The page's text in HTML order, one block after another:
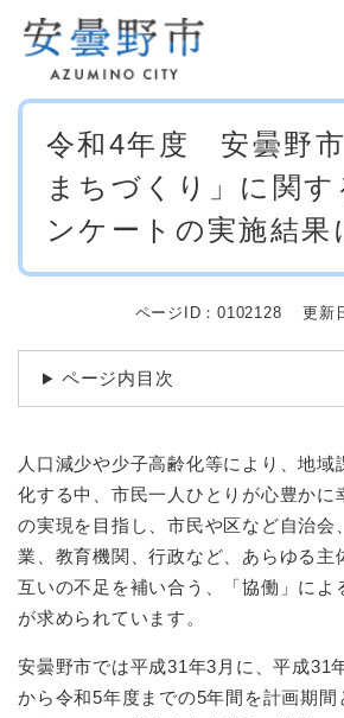
メニューを飛ばして本文
本
令和4年度 安曇野
まちづくり」に関す
ンケートの実施結果
ページID：0102128 更新
ページ内目次
人口減少や少子高齢化等により、地域
化する中、市民一人ひとりが心豊かに
の実現を目指し、市民や区など自治会
業、教育機関、行政など、あらゆる主
互いの不足を補い合う、「協働」によ
が求められています。
安曇野市では平成31年3月に、平成31
から令和5年度までの5年間を計画期間